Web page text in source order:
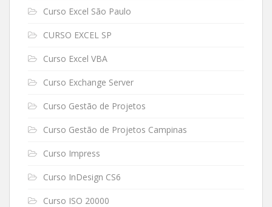
Curso Excel São Paulo
CURSO EXCEL SP
Curso Excel VBA
Curso Exchange Server
Curso Gestão de Projetos
Curso Gestão de Projetos Campinas
Curso Impress
Curso InDesign CS6
Curso ISO 20000